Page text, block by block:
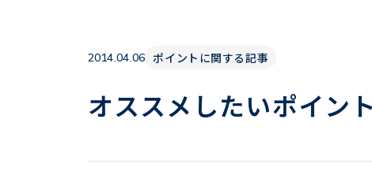
2014.04.06 ポイントに関する記事
オススメしたいポイン